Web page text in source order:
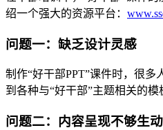
绍一个强大的资源平台：
问题一：缺乏设计灵感
制作“好干部PPT”课件时，很
到各种与“好干部”主题相关的
问题二：内容呈现不够生动